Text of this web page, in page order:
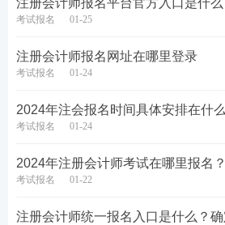
注册会计师报名平台官方入口是什么
考试报名 01-25
注册会计师报名网址在哪里登录
考试报名 01-24
2024年注会报名时间具体安排在什
考试报名 01-24
2024年注册会计师考试在哪里报名？
考试报名 01-22
注册会计师统一报名入口是什么？确